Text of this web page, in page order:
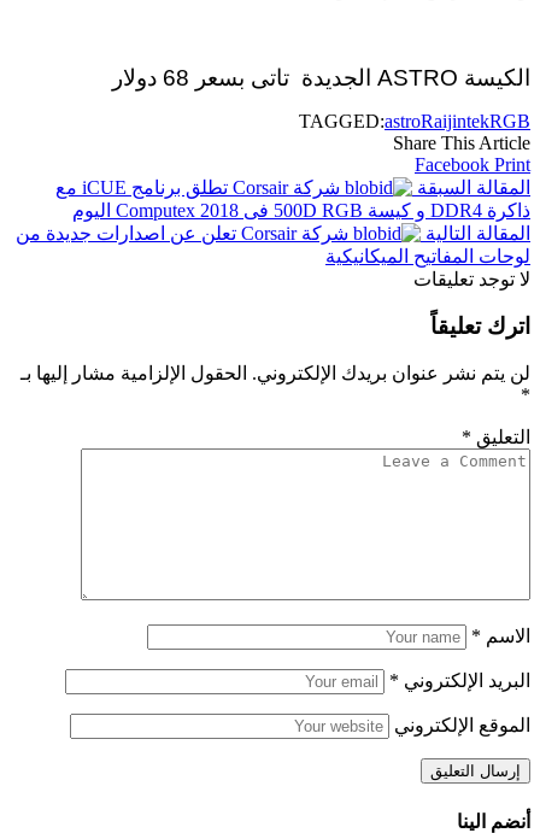
الكيسة ASTRO الجديدة تاتى بسعر 68 دولار
TAGGED:astroRaijintekRGB
Share This Article
Facebook Print
المقالة السبقة
شركة Corsair تطلق برنامج iCUE مع
ذاكرة DDR4 و كيسة 500D RGB فى Computex 2018 اليوم
المقالة التالية
شركة Corsair تعلن عن اصدارات جديدة من
لوحات المفاتيح الميكانيكية
لا توجد تعليقات
اترك تعليقاً
لن يتم نشر عنوان بريدك الإلكتروني. الحقول الإلزامية مشار إليها بـ
*
التعليق *
الاسم *
البريد الإلكتروني *
الموقع الإلكتروني
أنضم الينا